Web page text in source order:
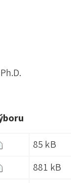
85 kB
881 kB